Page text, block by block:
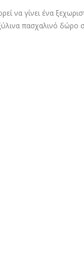
να γίνει ένα
πασχαλινό δώρο